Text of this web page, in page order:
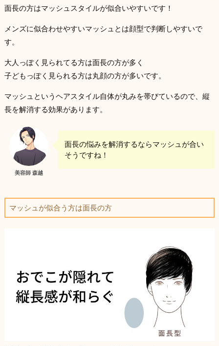
面長の方はマッシュスタイルが似合いやすいです！
メンズに似合わせやすいマッシュとは顔型で判断しやすいで
す。
大人っぽく見られてる方は面長の方が多く
子どもっぽく見られる方は丸顔の方が多いです。
マッシュというヘアスタイル自体が丸みを帯びているので、縦
長を解消する効果があります。
美容師 森越
面長の悩みを解消するならマッシュが合い
そうですね！
マッシュが似合う方は面長の方